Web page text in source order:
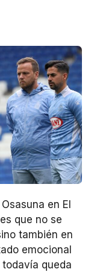
en El
que no se
también en
emocional
queda